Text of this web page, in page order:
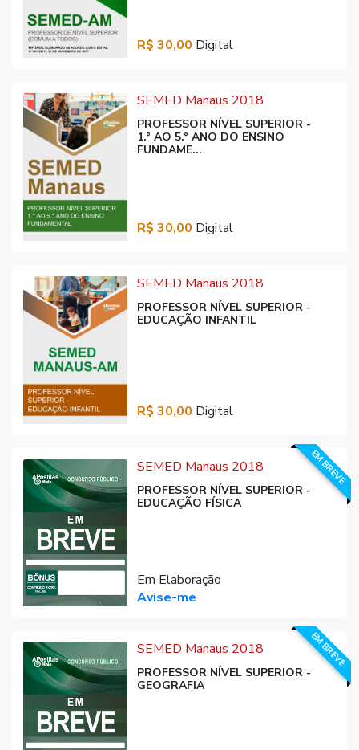
R$ 30,00 Digital
SEMED Manaus 2018
PROFESSOR NÍVEL SUPERIOR -
1.° AO 5.° ANO DO ENSINO
FUNDAME...
R$ 30,00 Digital
SEMED Manaus 2018
PROFESSOR NÍVEL SUPERIOR -
EDUCAÇÃO INFANTIL
R$ 30,00 Digital
EM BREVE
SEMED Manaus 2018
PROFESSOR NÍVEL SUPERIOR -
EDUCAÇÃO FÍSICA
Em Elaboração
Avise-me
EM BREVE
SEMED Manaus 2018
PROFESSOR NÍVEL SUPERIOR -
GEOGRAFIA